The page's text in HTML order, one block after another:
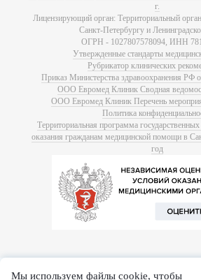
г.
Лицензирующий орган: Территориальный орган
Санкт-Петербургу и
ОГРН - 1027807578094, ИНН
Утвержденные стандарты
Рубрикатор клинических
Приказ Министерства здравоохранения РФ
ООО Евромед Клиник Сводная
ООО Евромед Клиник Перечень
Политика
Территориальная программа государственных
оказания гражданам медицинской помощи в
год
Мы используем файлы cookie, чтобы